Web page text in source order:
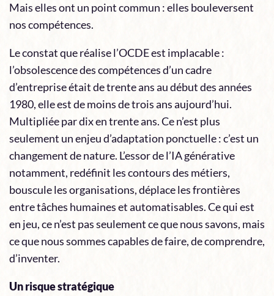
Mais elles ont un point commun : elles bouleversent
nos compétences.
Le constat que réalise l’OCDE est implacable :
l’obsolescence des compétences d’un cadre
d’entreprise était de trente ans au début des années
1980, elle est de moins de trois ans aujourd’hui.
Multipliée par dix en trente ans. Ce n’est plus
seulement un enjeu d’adaptation ponctuelle : c’est un
changement de nature. L’essor de l’IA générative
notamment, redéfinit les contours des métiers,
bouscule les organisations, déplace les frontières
entre tâches humaines et automatisables. Ce qui est
en jeu, ce n’est pas seulement ce que nous savons, mais
ce que nous sommes capables de faire, de comprendre,
d’inventer.
Un risque stratégique